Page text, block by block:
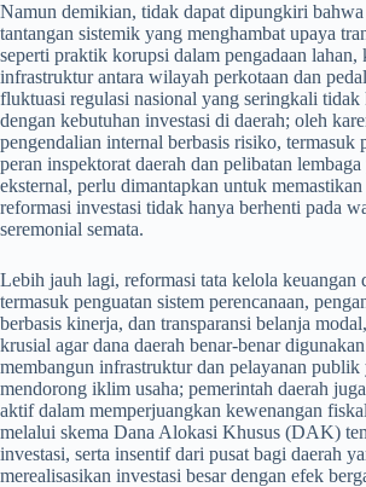
Namun demikian, tidak dapat dipungkiri
tantangan sistemik yang menghambat upaya
seperti praktik korupsi dalam pengadaan lahan,
infrastruktur antara wilayah perkotaan dan
fluktuasi regulasi nasional yang seringkali tidak
dengan kebutuhan investasi di daerah; oleh
pengendalian internal berbasis risiko, termasuk
peran inspektorat daerah dan pelibatan lembaga
eksternal, perlu dimantapkan untuk
reformasi investasi tidak hanya berhenti pada
seremonial semata.
Lebih jauh lagi, reformasi tata kelola keuangan
termasuk penguatan sistem perencanaan,
berbasis kinerja, dan transparansi belanja
krusial agar dana daerah benar-benar
membangun infrastruktur dan pelayanan publik
mendorong iklim usaha; pemerintah daerah
aktif dalam memperjuangkan kewenangan
melalui skema Dana Alokasi Khusus (DAK)
investasi, serta insentif dari pusat bagi daerah
merealisasikan investasi besar dengan efek